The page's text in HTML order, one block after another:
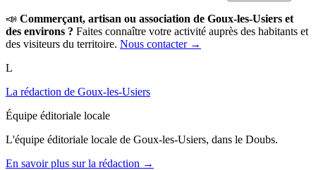
📣 Commerçant, artisan ou association de Goux-les-Usiers et
des environs ? Faites connaître votre activité auprès des habitants et
des visiteurs du territoire. Nous contacter →
L
La rédaction de Goux-les-Usiers
Équipe éditoriale locale
L'équipe éditoriale locale de Goux-les-Usiers, dans le Doubs.
En savoir plus sur la rédaction →